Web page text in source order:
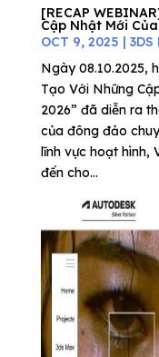
[RECAP
Cập Nhật Mới
OCT 9, 2025 | 3DS
Ngày 08.10.2025,
Tạo Với Những
2026” đã diễn ra
của đông đảo
lĩnh vực hoạt hình,
đến cho...